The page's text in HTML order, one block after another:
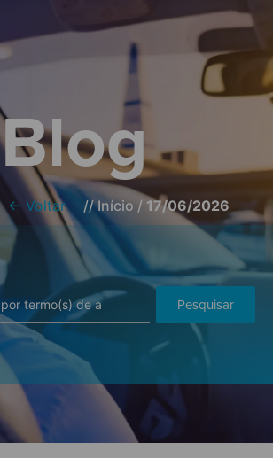
Blog
← Voltar //Início / 17/06/2026
Pesquisar